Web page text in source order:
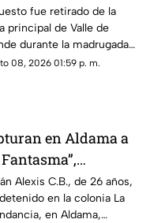
de Allende;
ayuda para
fue retirado de la
principal de Valle de
durante la madrugada,
con el asador, carpa,
08, 2026 01:59 p. m.
en Aldama a
como jefe de
delictivo
Alexis C.B., de 26 años,
en la colonia La
en Aldama,